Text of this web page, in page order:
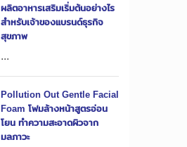
ผลิตอาหารเสริมเริ่มต้นอย่างไร
สำหรับเจ้าของแบรนด์ธุรกิจ
สุขภาพ
...
Pollution Out Gentle Facial
Foam โฟมล้างหน้าสูตรอ่อน
โยน ทำความสะอาดผิวจาก
มลภาวะ